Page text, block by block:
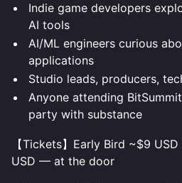
Indie game developers
AI tools
AI/ML engineers curious
applications
Studio leads, producers,
Anyone attending
party with substance
【Tickets】Early Bird ~$9
USD — at the door